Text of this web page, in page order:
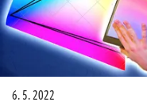
6. 5. 2022